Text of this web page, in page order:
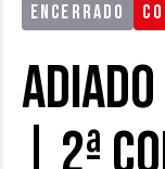
ENCERRADO